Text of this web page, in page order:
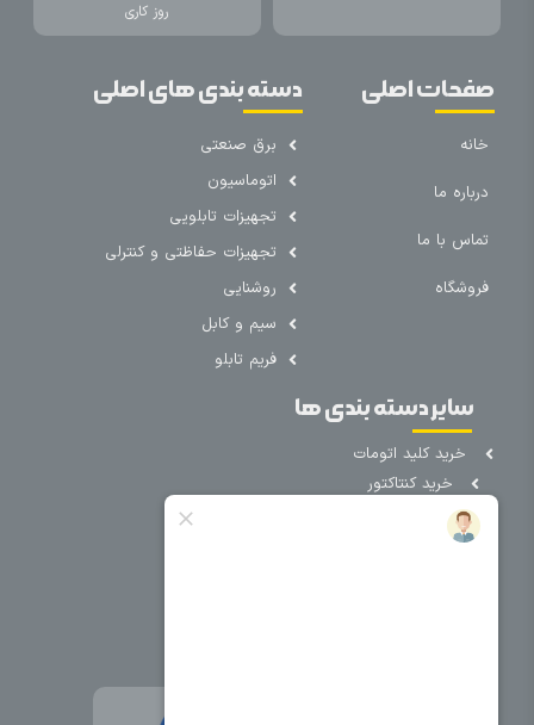
روز کاری
صفحات اصلی
خانه
درباره ما
تماس با ما
فروشگاه
دسته بندی های اصلی
برق صنعتی
اتوماسیون
تجهیزات تابلویی
تجهیزات حفاظتی و کنترلی
روشنایی
سیم و کابل
فریم تابلو
سایر دسته بندی ها
خرید کلید اتومات
خرید کنتاکتور